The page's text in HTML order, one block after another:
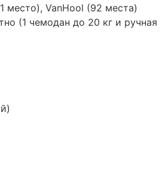
место), VanHool (92 места)
(1 чемодан до 20 кг и ручная